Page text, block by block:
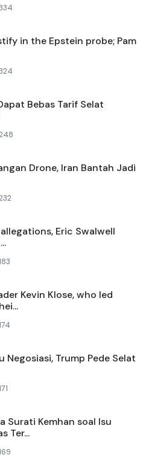
in the Epstein probe; Pam
Bebas Tarif Selat
Drone, Iran Bantah Jadi
Eric Swalwell
Kevin Klose, who led
Negosiasi, Trump Pede Selat
Surati Kemhan soal Isu
Ter...